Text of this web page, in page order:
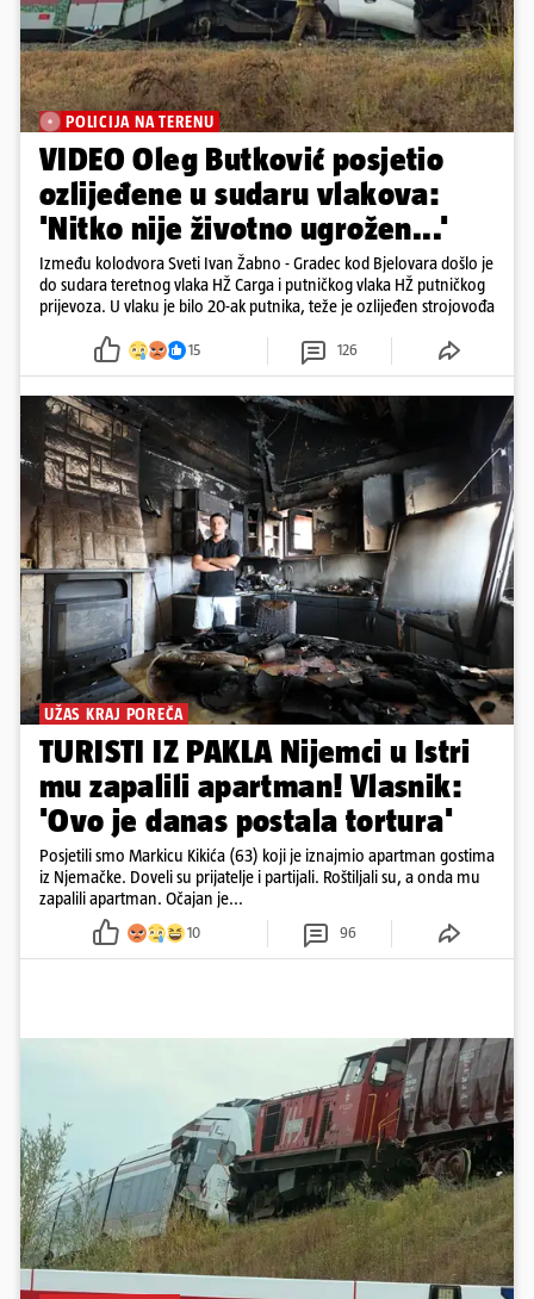
POLICIJA NA TERENU
VIDEO Oleg Butković posjetio
ozlijeđene u sudaru vlakova:
'Nitko nije životno ugrožen...'
Između kolodvora Sveti Ivan Žabno - Gradec kod Bjelovara došlo je
do sudara teretnog vlaka HŽ Carga i putničkog vlaka HŽ putničkog
prijevoza. U vlaku je bilo 20-ak putnika, teže je ozlijeđen strojovođa
15 126
UŽAS KRAJ POREČA
TURISTI IZ PAKLA Nijemci u Istri
mu zapalili apartman! Vlasnik:
'Ovo je danas postala tortura'
Posjetili smo Markicu Kikića (63) koji je iznajmio apartman gostima
iz Njemačke. Doveli su prijatelje i partijali. Roštiljali su, a onda mu
zapalili apartman. Očajan je...
10 96